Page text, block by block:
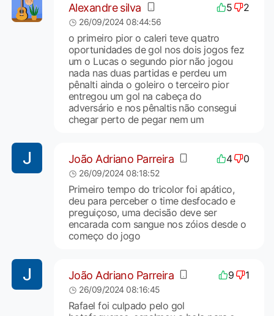
Alexandre silva 5 2
26/09/2024 08:44:56
o primeiro pior o caleri teve quatro
oportunidades de gol nos dois jogos fez
um o Lucas o segundo pior não jogou
nada nas duas partidas e perdeu um
pênalti ainda o goleiro o terceiro pior
entregou um gol na cabeça do
adversário e nos pênaltis não consegui
chegar perto de pegar nem um
João Adriano Parreira 4 0
26/09/2024 08:18:52
Primeiro tempo do tricolor foi apático,
deu para perceber o time desfocado e
preguiçoso, uma decisão deve ser
encarada com sangue nos zóios desde o
começo do jogo
João Adriano Parreira 9 1
26/09/2024 08:16:45
Rafael foi culpado pelo gol